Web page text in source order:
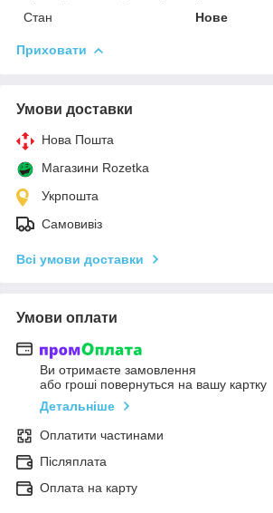
Стан
Нове
Приховати
Умови доставки
Нова Пошта
Магазини Rozetka
Укрпошта
Самовивіз
Всі умови доставки
Умови оплати
Ви отримаєте замовлення
або гроші повернуться на вашу картку
Детальніше
Оплатити частинами
Післяплата
Оплата на карту